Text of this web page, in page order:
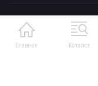
Главная Каталог